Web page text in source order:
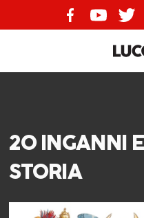
20 INGANNI
STORIA